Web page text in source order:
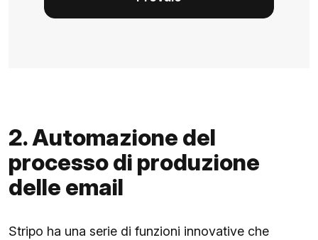
2. Automazione del
processo di produzione
delle email
Stripo ha una serie di funzioni innovative che